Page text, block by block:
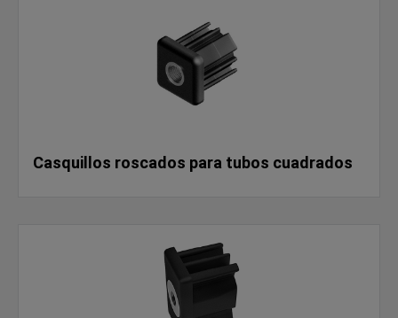
Casquillos roscados para tubos cuadrados